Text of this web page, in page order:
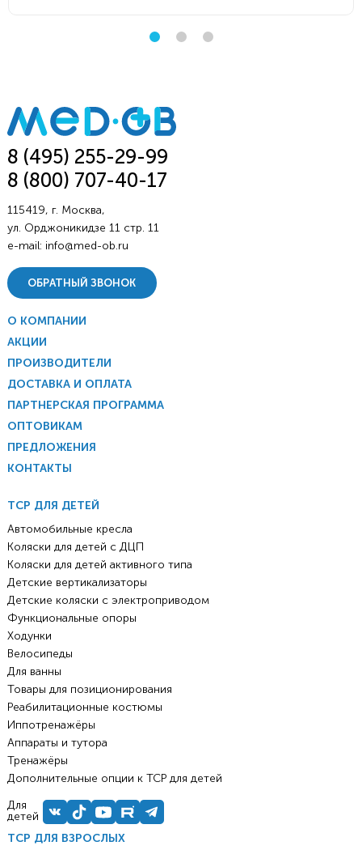
8 (495) 255-29-99
8 (800) 707-40-17
115419, г. Москва,
ул. Орджоникидзе 11 стр. 11
e-mail: info@med-ob.ru
ОБРАТНЫЙ ЗВОНОК
О КОМПАНИИ
АКЦИИ
ПРОИЗВОДИТЕЛИ
ДОСТАВКА И ОПЛАТА
ПАРТНЕРСКАЯ ПРОГРАММА
ОПТОВИКАМ
ПРЕДЛОЖЕНИЯ
КОНТАКТЫ
ТСР ДЛЯ ВЗРОСЛЫХ
ТСР ДЛЯ ДЕТЕЙ
Автомобильные кресла
Коляски для детей с ДЦП
Коляски для детей активного типа
Детские вертикализаторы
Детские коляски с электроприводом
Функциональные опоры
Ходунки
Велосипеды
Для ванны
Товары для позиционирования
Реабилитационные костюмы
Иппотренажёры
Аппараты и тутора
Тренажёры
Дополнительные опции к ТСР для детей
Для
детей